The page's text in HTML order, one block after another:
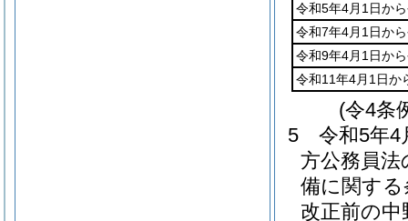
令和5年4月1日か
令和7年4月1日か
令和9年4月1日か
令和11年4月1日か
(令4条
5
令和5年4
方公務員
備に関する
改正前の